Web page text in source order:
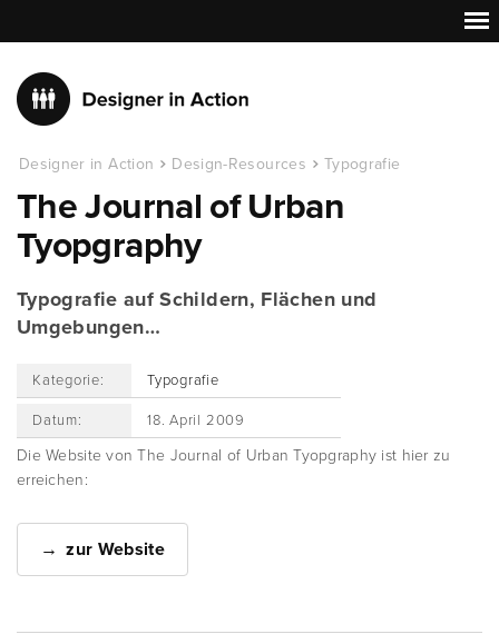
Designer in Action Design-Resources Typografie
The Journal of Urban
Tyopgraphy
Typografie auf Schildern, Flächen und
Umgebungen…
Kategorie: Typografie
Datum: 18. April 2009
Die Website von The Journal of Urban Tyopgraphy ist hier zu
erreichen:
zur Website